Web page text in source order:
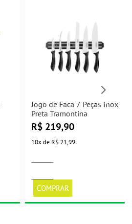
Jogo de Faca 7 Peças Inox
Preta Tramontina
R$ 219,90
10x de R$ 21,99
COMPRAR